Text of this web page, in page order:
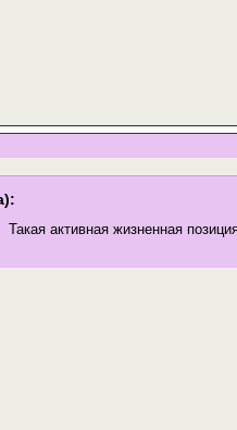
активная жизненная